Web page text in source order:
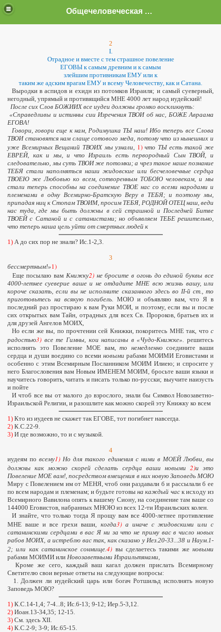
Общечеловеческая Истина.
2
I.
Отрадное и вместе с тем страшное повеление
ЕГОВЫ к самым древним и к самым
злейшим противникам ЕМУ или к
таким же адским врагам ЕМУ и всему Человечеству, как и Сатана.
Выродки в аспидов и ехидн из потомков Израиля; и самый суеверный,
негодный, упрямый и противящийся МНЕ 4000 лет народ иудейский!
После сих Слов БОЖИИХ все иудеи должны громко воскликнуть:
«Справедливы и истинны сии Изречения ТВОИ об нас, БОЖЕ Авраама
ЕГОВА!
Говори,говори еще к нам, Родимушка ТЫ наш! Ибо теперь все Слова
ТВОИ становятся нам слаще сотового меда, потому что из нынешних и
уже Всемирных Вещаний ТВОИХ мы узнали, 1)что ТЫ есть такой же
ЕВРЕЙ, как и мы, и что Израиль есть первородный Сын ТВОЙ, и
следовательно, мы суть ТВОИ же потомки; а чрез такое наше познание
ТЕБЯ стали наполняться наши жидовские или бесчеловечные сердца
ТВОЕЮ же Любовью ко всем, сотворенным ТОБОЮ человекам,и мы
стали теперь способны на соединение ТВОЕ нас со всеми народами и
племенами в одну Всемирно-Братскую Веру в ТЕБЯ; и поэтому мы,
припадая ниц к Стопам ТВОИМ, просим ТЕБЯ, РОДНОЙ ОТЕЦ наш, веди
нас туда, где мы быть должны в сей страшной и Последней Битве
ТВОЕЙ с Сатаной и с сатанистами; но объявляем ТЕБЕ решительно,
что теперь наша цель уйти от смертных людей к
1) А до сих пор не знали? Ис.1-2,3.
3
бессмертным!»1)
Еще посылаю вам Книжку2)не бросите в огонь до единой буквы все
4000-летнее суеверие ваше и не отдадите МНЕ всю жизнь вашу, или
короче сказать, если вы не исполните сказанного здесь во II-й ст., то
приготовьтесь на всякую погибель. МОЮ и объявляю вам, что Я в
последний раз простираю к вам Руки МОИ, и поэтому, если вы и после
сих открытых вам Тайн, отрадных для всех Св. Пророков, братьев их и
для друзей Ангелов МОИХ,
Но если же вы, по прочтении сей Книжки, покоритесь МНЕ так, что с
радостью3) все те Гимны, кои написаны в «Чудо-Книжке». решитесь
исполнять это Повеление МОЕ вам,то немедленно соедините ваши
сердца и души воедино со всеми новыми рабами МОИМИ Еговистами и
особенно с этим Всемирным Посланником МОИМ Илиею; и спросите у
него Благословения вам Новым ИМЕНЕМ МОИМ, бросьте ваши языки и
научитесь говорить, читать и писать только по-русски; выучите наизусть
и пойте
И чтоб все вы от малого до взрослого, знали бы Символ Новозаветно-
Израильской Религии, и разошлите как можно скорей эту Книжку ко всем
1) Кто из иудеев не скажет так ЕГОВЕ, тот погибнет навсегда.
2) К.С.22-9.
3) И где возможно, то и с музыкой.
4
иудеям по всему1) Но для такого единения с ними в МОЕЙ Любви, вы
должны как можно скорей сделать сердца ваши новыми 2)и это
Повеление МОЕ вам!, посредством вмещения в них новую Заповедь МОЮ
Миру с Повелением им от МЕНЯ, чтоб они раздавали б и рассылали б ее
по всем народам и племенам; и будьте готовына каждый часк исходу из
Всемирного Вавилона опять к вашему Сиону, на соединение там ваше со
144000 Еговистов, набранных МНОЮ из всех 12-ти Израильских колен.
И знайте, что только тогда Я прощу вам все 4000-летнее противление
МНЕ ваше и все грехи ваши, когда3)а иначе с жидовскими или с
сатанинскими сердцами в вас Я ни за что не приму вас в число новых
рабов МОИХ, а истреблю вас так, как сказано у Иез.20-33...38 и Наум.1-
2; или как сатанинское сонмище.4) вы сделаетесь такими женовыми
рабами МОИМИ или Новозаветными Израильтянами,
Кроме же сего, каждый ваш кагал должен прислать Всемирному
Светителю свои верные ответы на следующие вопросы:
1. Должен ли иудейский царь или богач Ротшильд исполнять новую
Заповедь МОЮ?
1) К.С.14-1,4; 7-4...8; Ис.6-13; 9-12; Иер.5-3,12.
2) Иоан.13-34,35; 12-15.
3) См. здесь XII.
4) К.С.2-9; 3-9; Ис.65-15.